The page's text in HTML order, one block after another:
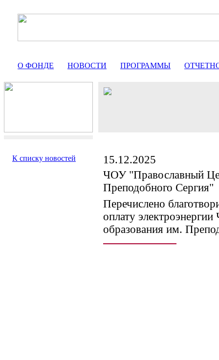
О ФОНДЕ НОВОСТИ ПРОГРАММЫ
К списку новостей
15.12.2025
ЧОУ "Православный
Преподобного Сергия"
Перечислено
оплату
образования им.